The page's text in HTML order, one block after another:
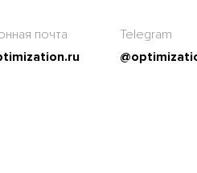
почта
Telegram